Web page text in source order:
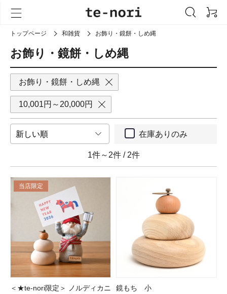
トップページ 和雑貨 お飾り・鏡餅・しめ縄
お飾り・鏡餅・しめ縄
お飾り・鏡餅・しめ縄
10,001円～20,000円
在庫ありのみ
1件～2件 / 2件
当店限定
＜★te-nori限定＞ ノルディカニ
鏡もち 小